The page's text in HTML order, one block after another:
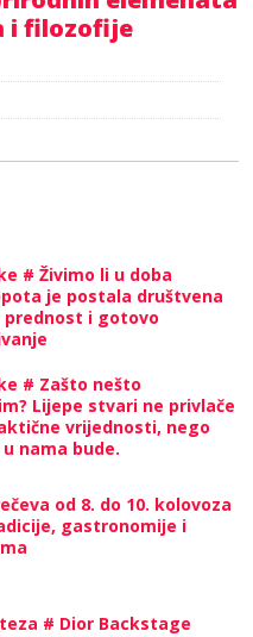
i filozofije
# Živimo li u doba
je postala društvena
i gotovo
# Zašto nešto
Lijepe stvari ne privlače
vrijednosti, nego
nama bude.
od 8. do 10. kolovoza
gastronomije i
# Dior Backstage